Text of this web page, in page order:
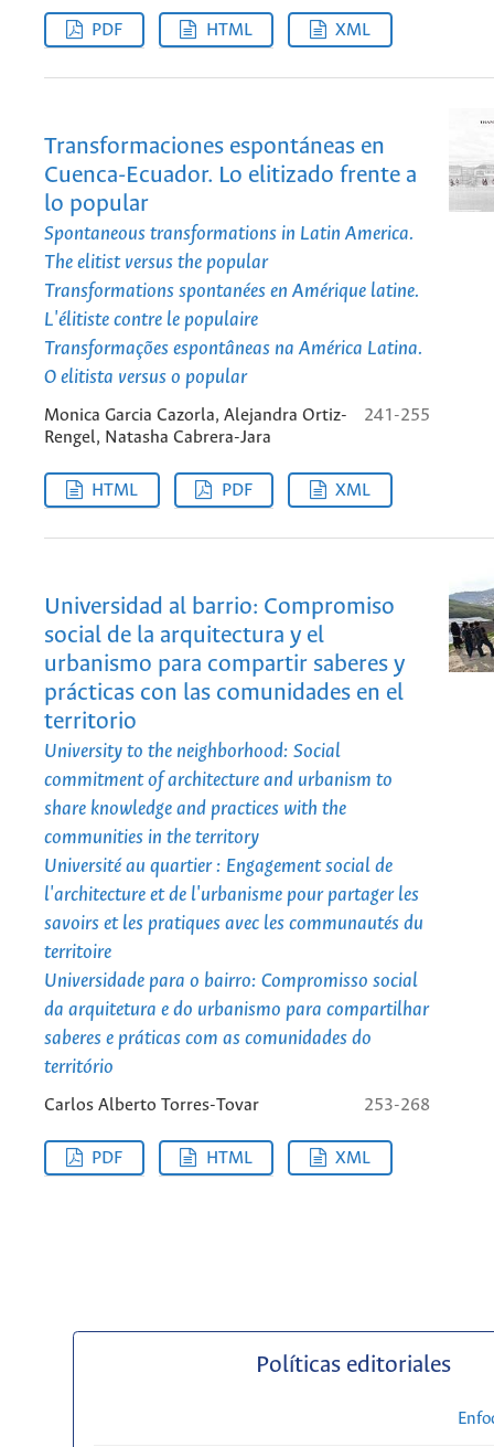
PDF HTML XML
Transformaciones espontáneas en
Cuenca-Ecuador. Lo elitizado frente a
lo popular
Spontaneous transformations in Latin America.
The elitist versus the popular
Transformations spontanées en Amérique latine.
L'élitiste contre le populaire
Transformações espontâneas na América Latina.
O elitista versus o popular
Monica Garcia Cazorla, Alejandra Ortiz-
Rengel, Natasha Cabrera-Jara
241-255
HTML PDF XML
Universidad al barrio: Compromiso
social de la arquitectura y el
urbanismo para compartir saberes y
prácticas con las comunidades en el
territorio
University to the neighborhood: Social
commitment of architecture and urbanism to
share knowledge and practices with the
communities in the territory
Université au quartier : Engagement social de
l'architecture et de l'urbanisme pour partager les
savoirs et les pratiques avec les communautés du
territoire
Universidade para o bairro: Compromisso social
da arquitetura e do urbanismo para compartilhar
saberes e práticas com as comunidades do
território
Carlos Alberto Torres-Tovar 253-268
PDF HTML XML
Políticas editoriales